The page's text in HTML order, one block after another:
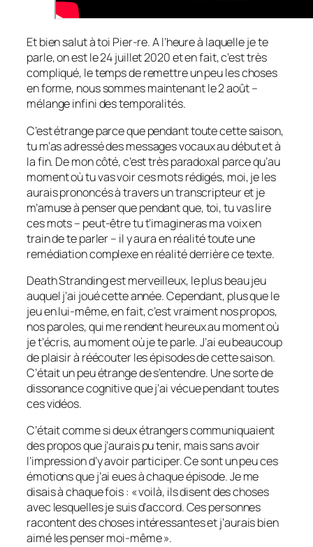
Et bien salut à toi Pier-re. A l’heure à laquelle je te
parle, on est le 24 juillet 2020 et en fait, c’est très
compliqué, le temps de remettre un peu les choses
en forme, nous sommes maintenant le 2 août –
mélange infini des temporalités.
C’est étrange parce que pendant toute cette saison,
tu m’as adressé des messages vocaux au début et à
la fin. De mon côté, c’est très paradoxal parce qu’au
moment où tu vas voir ces mots rédigés, moi, je les
aurais prononcés à travers un transcripteur et je
m’amuse à penser que pendant que, toi, tu vas lire
ces mots – peut-être tu t’imagineras ma voix en
train de te parler – il y aura en réalité toute une
remédiation complexe en réalité derrière ce texte.
Death Strandingest merveilleux, le plus beau jeu
auquel j’ai joué cette année. Cependant, plus que le
jeu en lui-même, en fait, c’est vraiment nos propos,
nos paroles, qui me rendent heureux au moment où
je t’écris, au moment où je te parle. J’ai eu beaucoup
de plaisir à réécouter les épisodes de cette saison.
C’était un peu étrange de s’entendre. Une sorte de
dissonance cognitive que j’ai vécue pendant toutes
ces vidéos.
C’était comme si deux étrangers communiquaient
des propos que j’aurais pu tenir, mais sans avoir
l’impression d’y avoir participer. Ce sont un peu ces
émotions que j’ai eues à chaque épisode. Je me
disais à chaque fois : « voilà, ils disent des choses
avec lesquelles je suis d’accord. Ces personnes
racontent des choses intéressantes et j’aurais bien
aimé les penser moi-même ».